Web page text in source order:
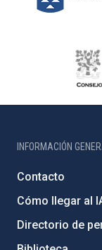
INFORMACIÓN
Contacto
Cómo llegar al
Directorio de